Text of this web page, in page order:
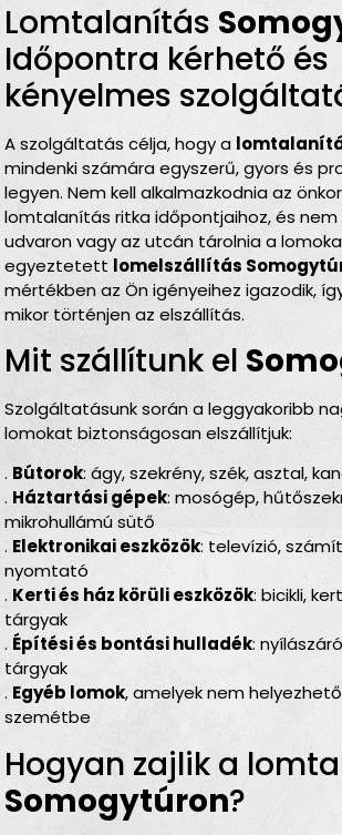
Lomtalanítás
Időpontra kérhető és
kényelmes
A szolgáltatás célja, hogy a
mindenki számára egyszerű, gyors és
legyen. Nem kell alkalmazkodnia az
lomtalanítás ritka időpontjaihoz, és nem
udvaron vagy az utcán tárolnia a
egyeztetett lomelszállítás
mértékben az Ön igényeihez igazodik,
mikor történjen az elszállítás.
Mit szállítunk el
Szolgáltatásunk során a leggyakoribb
lomokat biztonságosan elszállítjuk:
. Bútorok: ágy, szekrény, szék, asztal,
. Háztartási gépek: mosógép,
mikrohullámú sütő
. Elektronikai eszközök: televízió,
nyomtató
. Kerti és ház körüli eszközök: bicikli,
tárgyak
. Építési és bontási hulladék:
tárgyak
. Egyéb lomok, amelyek nem
szemétbe
Hogyan zajlik a
Somogytúron?